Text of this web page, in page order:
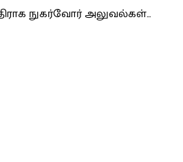
நுகர்வோர் அலுவல்கள்…